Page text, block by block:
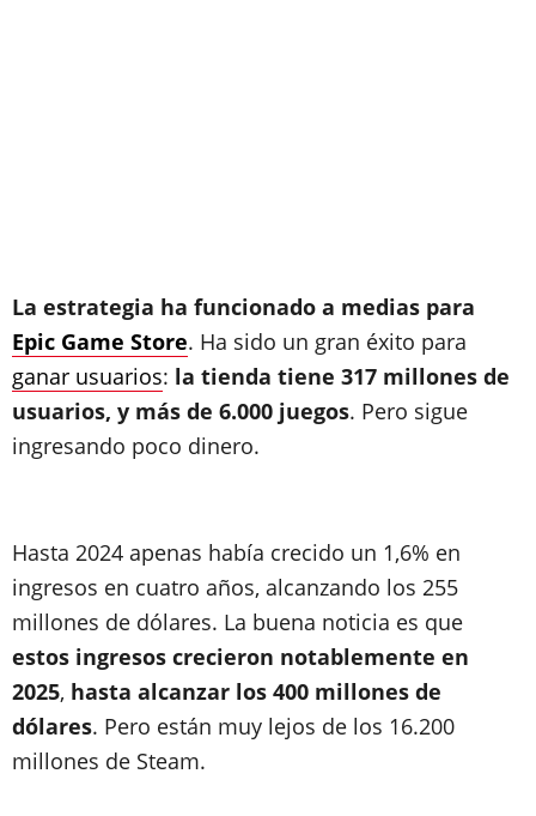
La estrategia ha funcionado a medias para
Epic Game Store. Ha sido un gran éxito para
ganar usuarios: la tienda tiene 317 millones de
usuarios, y más de 6.000 juegos. Pero sigue
ingresando poco dinero.
Hasta 2024 apenas había crecido un 1,6% en
ingresos en cuatro años, alcanzando los 255
millones de dólares. La buena noticia es que
estos ingresos crecieron notablemente en
2025, hasta alcanzar los 400 millones de
dólares. Pero están muy lejos de los 16.200
millones de Steam.